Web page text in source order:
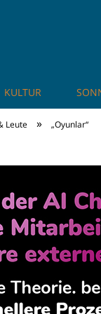
KULTUR
Leute » „Oyunlar“